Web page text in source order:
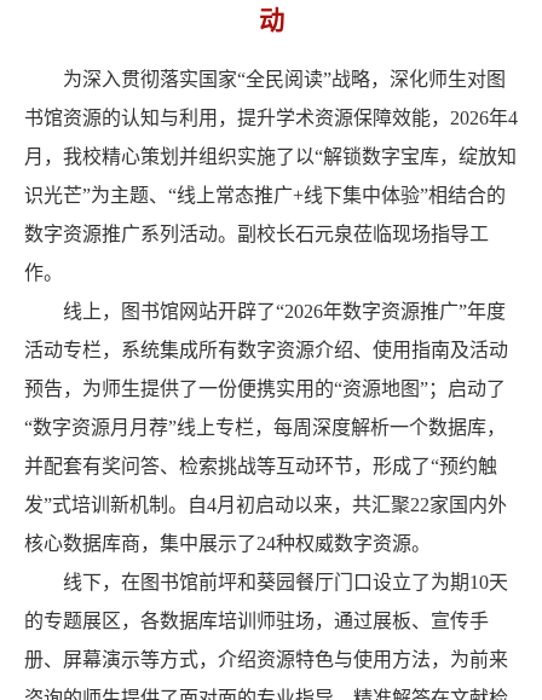
动
为深入贯彻落实国家“全民阅读”战略，深化师生对图
书馆资源的认知与利用，提升学术资源保障效能，2026年4
月，我校精心策划并组织实施了以“解锁数字宝库，绽放知
识光芒”为主题、“线上常态推广+线下集中体验”相结合的
数字资源推广系列活动。副校长石元泉莅临现场指导工
作。
线上，图书馆网站开辟了“2026年数字资源推广”年度
活动专栏，系统集成所有数字资源介绍、使用指南及活动
预告，为师生提供了一份便携实用的“资源地图”；启动了
“数字资源月月荐”线上专栏，每周深度解析一个数据库，
并配套有奖问答、检索挑战等互动环节，形成了“预约触
发”式培训新机制。自4月初启动以来，共汇聚22家国内外
核心数据库商，集中展示了24种权威数字资源。
线下，在图书馆前坪和葵园餐厅门口设立了为期10天
的专题展区，各数据库培训师驻场，通过展板、宣传手
册、屏幕演示等方式，介绍资源特色与使用方法，为前来